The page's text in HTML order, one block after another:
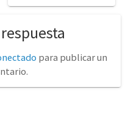
para publicar un